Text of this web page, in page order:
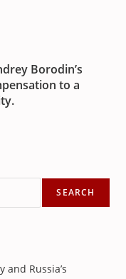
Borodin’s
to a
SEARCH
and Russia’s